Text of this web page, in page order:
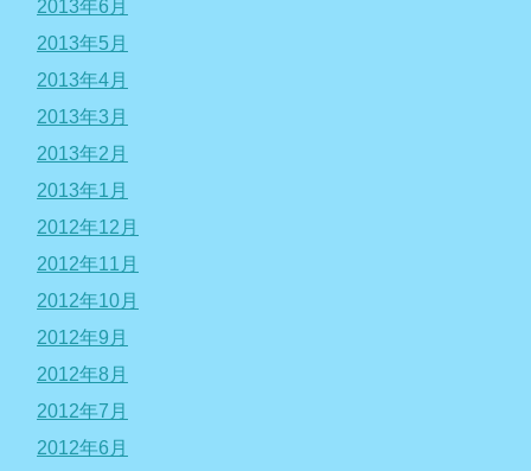
2013年6月
2013年5月
2013年4月
2013年3月
2013年2月
2013年1月
2012年12月
2012年11月
2012年10月
2012年9月
2012年8月
2012年7月
2012年6月